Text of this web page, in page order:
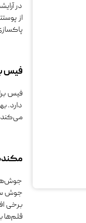
در
از
فیس
فیس
دارد.
جوش
برخی